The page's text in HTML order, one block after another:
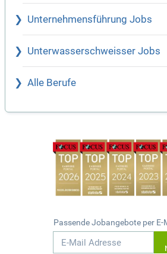
Unternehmensführung Jobs
Unterwasserschweisser Jobs
Alle Berufe
Passende Jobangebote per E-